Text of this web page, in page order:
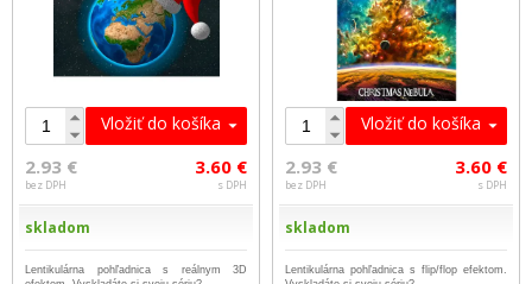
Vložiť do košíka
2.93 €
bez DPH
3.60 €
s DPH
skladom
Lentikulárna pohľadnica s reálnym 3D
Vložiť do košíka
2.93 €
bez DPH
3.60 €
s DPH
skladom
Lentikulárna pohľadnica s flip/flop efektom.